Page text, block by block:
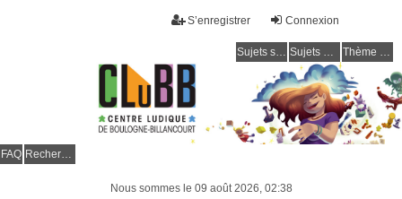
Connexion
S’enregistrer
Sujets sans réponse Sujets actifs Thème clair / foncé
FAQ Rechercher
Nous sommes le 09 août 2026, 02:38